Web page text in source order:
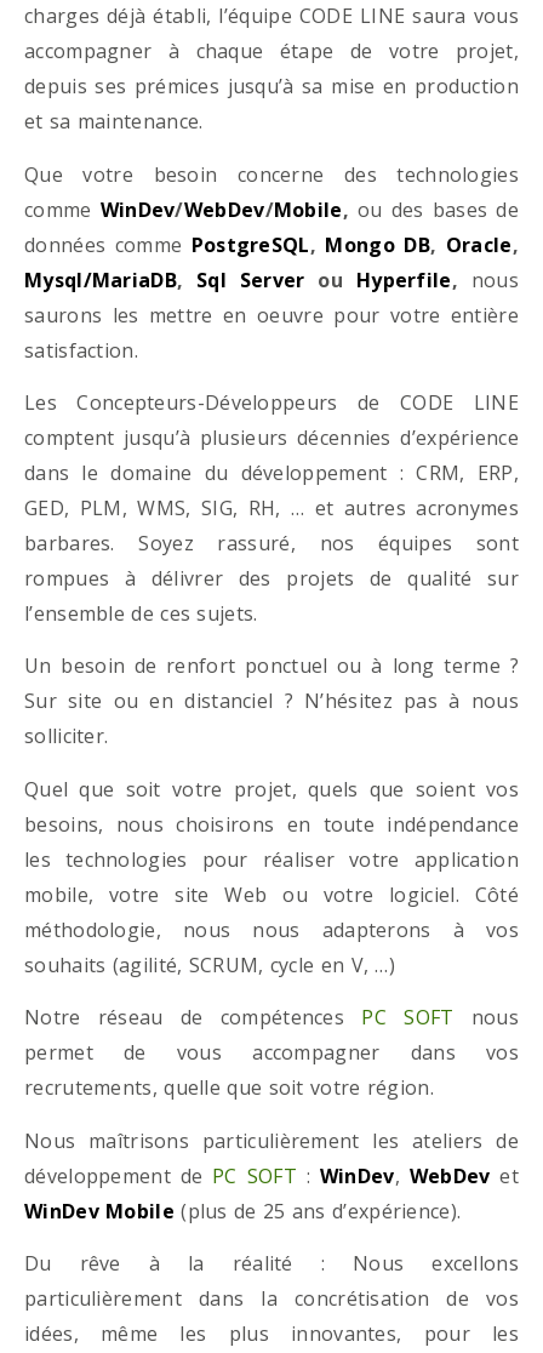
charges déjà établi, l’équipe CODE LINE saura vous
accompagner à chaque étape de votre projet,
depuis ses prémices jusqu’à sa mise en production
et sa maintenance.
Que votre besoin concerne des technologies
comme WinDev/WebDev/Mobile, ou des bases de
données comme PostgreSQL, Mongo DB, Oracle,
Mysql/MariaDB, Sql Server ou Hyperfile, nous
saurons les mettre en oeuvre pour votre entière
satisfaction.
Les Concepteurs-Développeurs de CODE LINE
comptent jusqu’à plusieurs décennies d’expérience
dans le domaine du développement : CRM, ERP,
GED, PLM, WMS, SIG, RH, … et autres acronymes
barbares. Soyez rassuré, nos équipes sont
rompues à délivrer des projets de qualité sur
l’ensemble de ces sujets.
Un besoin de renfort ponctuel ou à long terme ?
Sur site ou en distanciel ? N’hésitez pas à nous
solliciter.
Quel que soit votre projet, quels que soient vos
besoins, nous choisirons en toute indépendance
les technologies pour réaliser votre application
mobile, votre site Web ou votre logiciel. Côté
méthodologie, nous nous adapterons à vos
souhaits (agilité, SCRUM, cycle en V, …)
Notre réseau de compétences PC SOFT nous
permet de vous accompagner dans vos
recrutements, quelle que soit votre région.
Nous maîtrisons particulièrement les ateliers de
développement de PC SOFT : WinDev, WebDev et
WinDev Mobile (plus de 25 ans d’expérience).
Du rêve à la réalité : Nous excellons
particulièrement dans la concrétisation de vos
idées, même les plus innovantes, pour les